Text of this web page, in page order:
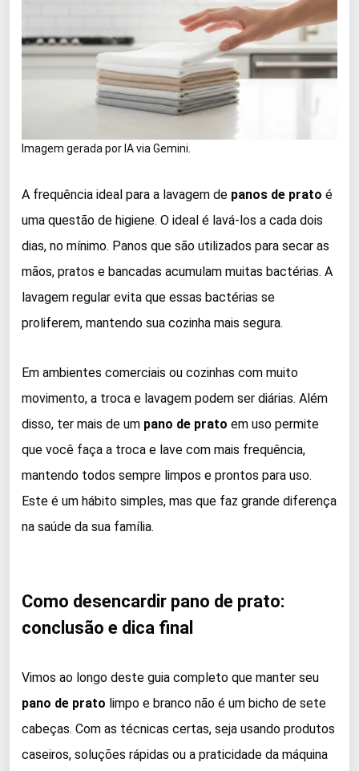
Imagem gerada por IA via Gemini.
A frequência ideal para a lavagem de panos de prato é
uma questão de higiene. O ideal é lavá-los a cada dois
dias, no mínimo. Panos que são utilizados para secar as
mãos, pratos e bancadas acumulam muitas bactérias. A
lavagem regular evita que essas bactérias se
proliferem, mantendo sua cozinha mais segura.
Em ambientes comerciais ou cozinhas com muito
movimento, a troca e lavagem podem ser diárias. Além
disso, ter mais de um pano de prato em uso permite
que você faça a troca e lave com mais frequência,
mantendo todos sempre limpos e prontos para uso.
Este é um hábito simples, mas que faz grande diferença
na saúde da sua família.
Como desencardir pano de prato:
conclusão e dica final
Vimos ao longo deste guia completo que manter seu
pano de prato limpo e branco não é um bicho de sete
cabeças. Com as técnicas certas, seja usando produtos
caseiros, soluções rápidas ou a praticidade da máquina